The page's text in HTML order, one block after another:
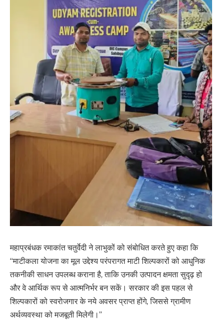
महाप्रबंधक रमाकांत चतुर्वेदी ने लाभुकों को संबोधित करते हुए कहा कि
“माटीकला योजना का मूल उद्देश्य परंपरागत माटी शिल्पकारों को आधुनिक
तकनीकी साधन उपलब्ध कराना है, ताकि उनकी उत्पादन क्षमता सुदृढ़ हो
और वे आर्थिक रूप से आत्मनिर्भर बन सकें। सरकार की इस पहल से
शिल्पकारों को स्वरोजगार के नये अवसर प्राप्त होंगे, जिससे ग्रामीण
अर्थव्यवस्था को मजबूती मिलेगी।”